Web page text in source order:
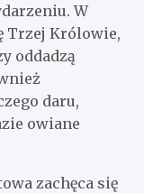
W
Trzej Królowie,
oddadzą
daru,
owiane
zachęca się